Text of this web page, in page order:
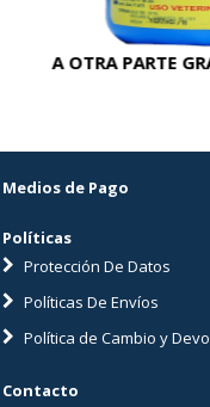
A OTRA PARTE
Medios de Pago
Políticas
Protección De Datos
Políticas De Envíos
Política de Cambio y
Contacto